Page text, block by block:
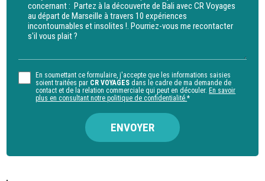
En soumettant ce formulaire, j'accepte que les informations saisies
soient traitées par CR VOYAGES dans le cadre de ma demande de
contact et de la relation commerciale qui peut en découler.En savoir
plus en consultant notre politique de confidentialité.*